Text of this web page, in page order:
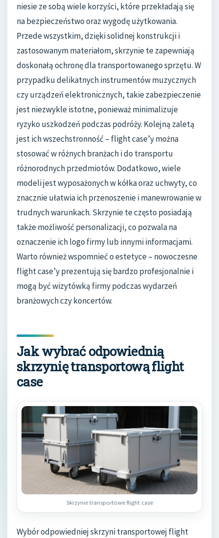
niesie ze sobą wiele korzyści, które przekładają się
na bezpieczeństwo oraz wygodę użytkowania.
Przede wszystkim, dzięki solidnej konstrukcji i
zastosowanym materiałom, skrzynie te zapewniają
doskonałą ochronę dla transportowanego sprzętu. W
przypadku delikatnych instrumentów muzycznych
czy urządzeń elektronicznych, takie zabezpieczenie
jest niezwykle istotne, ponieważ minimalizuje
ryzyko uszkodzeń podczas podróży. Kolejną zaletą
jest ich wszechstronność – flight case’y można
stosować w różnych branżach i do transportu
różnorodnych przedmiotów. Dodatkowo, wiele
modeli jest wyposażonych w kółka oraz uchwyty, co
znacznie ułatwia ich przenoszenie i manewrowanie w
trudnych warunkach. Skrzynie te często posiadają
także możliwość personalizacji, co pozwala na
oznaczenie ich logo firmy lub innymi informacjami.
Warto również wspomnieć o estetyce – nowoczesne
flight case’y prezentują się bardzo profesjonalnie i
mogą być wizytówką firmy podczas wydarzeń
branżowych czy koncertów.
Jak wybrać odpowiednią
skrzynię transportową flight
case
Skrzynie transportowe flight case
Wybór odpowiedniej skrzyni transportowej flight